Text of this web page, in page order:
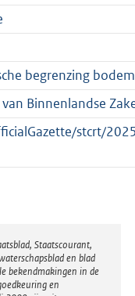
begrenzing
Binnenlandse
stcrt/
Staatscourant,
en blad
bekendmakingen in de
en